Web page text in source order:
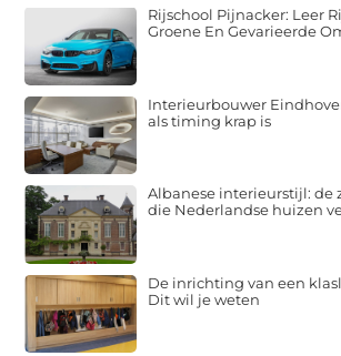
Rijschool Pijnacker: Leer
Groene En Gevarieerde
Interieurbouwer
als timing krap is
Albanese interieurstijl: de
die Nederlandse huizen
De inrichting van een
Dit wil je weten